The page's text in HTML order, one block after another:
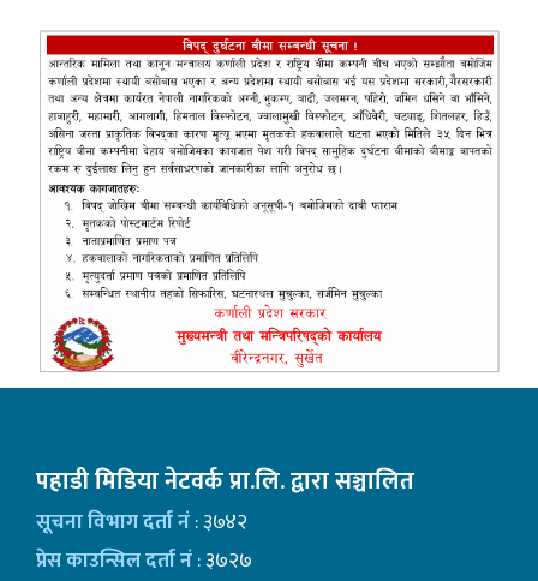
पहाडी मिडिया नेटवर्क प्रा.लि. द्वारा सञ्चालित
सूचना विभाग दर्ता नं: ३७४२
प्रेस काउन्सिल दर्ता नं: ३७२७